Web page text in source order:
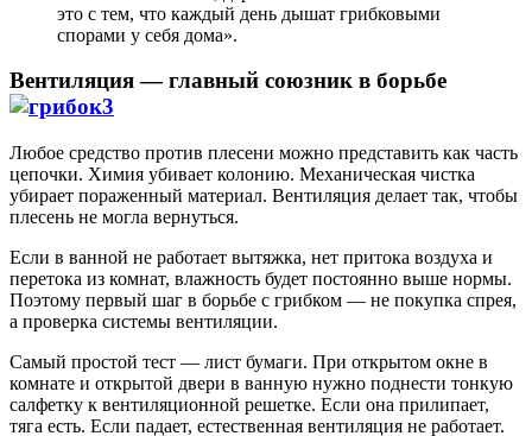
это с тем, что каждый день дышат грибковыми
спорами у себя дома».
Вентиляция — главный союзник в борьбе
Любое средство против плесени можно представить как часть
цепочки. Химия убивает колонию. Механическая чистка
убирает пораженный материал. Вентиляция делает так, чтобы
плесень не могла вернуться.
Если в ванной не работает вытяжка, нет притока воздуха и
перетока из комнат, влажность будет постоянно выше нормы.
Поэтому первый шаг в борьбе с грибком — не покупка спрея,
а проверка системы вентиляции.
Самый простой тест — лист бумаги. При открытом окне в
комнате и открытой двери в ванную нужно поднести тонкую
салфетку к вентиляционной решетке. Если она прилипает,
тяга есть. Если падает, естественная вентиляция не работает.